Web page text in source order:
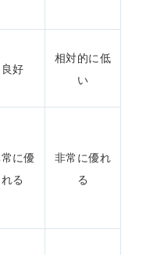
良好
相対的に低
い
に優
れる
非常に優れ
る